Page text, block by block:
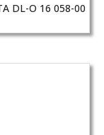
O 16 058-00